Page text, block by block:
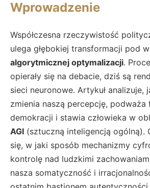
Wprowadzenie
Współczesna rzeczywistość
ulega głębokiej transformacji pod
algorytmicznej optymalizacji.
opierały się na debacie, dziś są
sieci neuronowe. Artykuł analizuje,
zmienia naszą percepcję, podważa
demokracji i stawia człowieka w
AGI (sztuczną inteligencją ogólną).
się, w jaki sposób mechanizmy
kontrolę nad ludzkimi
nasza somatyczność i